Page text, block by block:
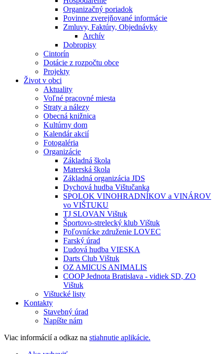
Organizačný poriadok
Povinne zverejňované informácie
Zmluvy, Faktúry, Objednávky
Archív
Dobropisy
Cintorín
Dotácie z rozpočtu obce
Projekty
Život v obci
Aktuality
Voľné pracovné miesta
Straty a nálezy
Obecná knižnica
Kultúrny dom
Kalendár akcií
Fotogaléria
Organizácie
Základná škola
Materská škola
Základná organizácia JDS
Dychová hudba Vištučanka
SPOLOK VINOHRADNÍKOV a VINÁROV
vo VIŠTUKU
TJ SLOVAN Vištuk
Športovo-strelecký klub Vištuk
Poľovnícke združenie LOVEC
Farský úrad
Ľudová hudba VIESKA
Darts Club Vištuk
OZ AMICUS ANIMALIS
COOP Jednota Bratislava - vidiek SD, ZO
Vištuk
Vištucké listy
Kontakty
Stavebný úrad
Napíšte nám
Viac informácií a odkaz na stiahnutie aplikácie.